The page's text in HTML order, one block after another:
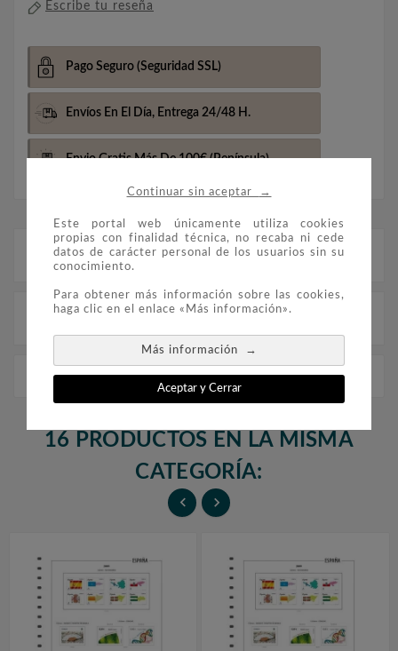
Continuar sin aceptar →
Este portal web únicamente utiliza cookies
propias con finalidad técnica, no recaba ni cede
datos de carácter personal de los usuarios sin su
conocimiento.
Para obtener más información sobre las cookies,
haga clic en el enlace «Más información».
Más información →
Aceptar y Cerrar
Escribe tu reseña
Pago Seguro (Seguridad SSL)
Envíos En El Día, Entrega 24/48 H.
Envio Gratis Más De 100€(Península)
Descripción
FILOBER Color ESPAÑA 1995/01 parcial sin montar
16 PRODUCTOS EN LA MISMA
CATEGORÍA:
 